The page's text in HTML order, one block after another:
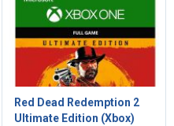
Red Dead Redemption 2
Ultimate Edition (Xbox)